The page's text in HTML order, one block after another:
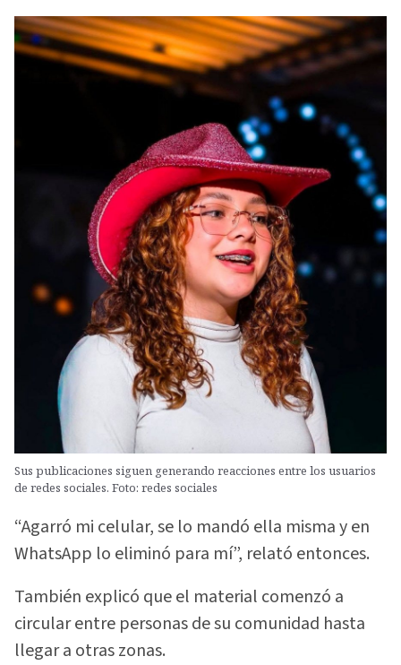
Sus publicaciones siguen generando reacciones entre los usuarios
de redes sociales. Foto: redes sociales
“Agarró mi celular, se lo mandó ella misma y en
WhatsApp lo eliminó para mí”, relató entonces.
También explicó que el material comenzó a
circular entre personas de su comunidad hasta
llegar a otras zonas.